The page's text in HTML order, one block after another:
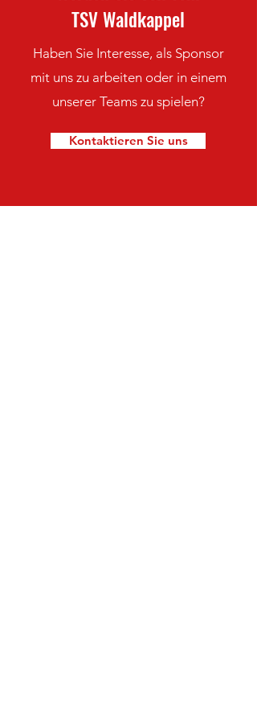
TSV Waldkappel
Haben Sie Interesse, als Sponsor
mit uns zu arbeiten oder in einem
unserer Teams zu spielen?
Kontaktieren Sie uns